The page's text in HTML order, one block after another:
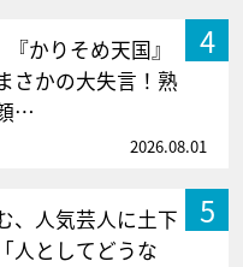
4
かりそめ天国』
さかの大失言！熟
…
2026.08.01
5
、人気芸人に土下
人としてどうな